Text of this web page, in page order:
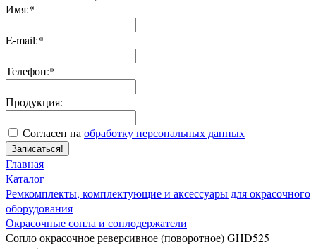
Имя:*
E-mail:*
Телефон:*
Продукция:
Согласен на обработку персональных данных
Записаться!
Главная
Каталог
Ремкомплекты, комплектующие и аксессуары для окрасочного
оборудования
Окрасочные сопла и соплодержатели
Сопло окрасочное реверсивное (поворотное) GHD525